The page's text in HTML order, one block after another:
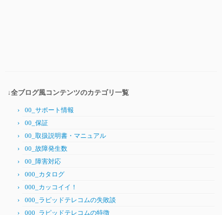
↓全ブログ風コンテンツのカテゴリ一覧
00_サポート情報
00_保証
00_取扱説明書・マニュアル
00_故障発生数
00_障害対応
000_カタログ
000_カッコイイ！
000_ラピッドテレコムの失敗談
000_ラピッドテレコムの特徴